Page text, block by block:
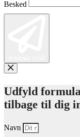
Besked
Udfyld
tilbage til dig
Navn